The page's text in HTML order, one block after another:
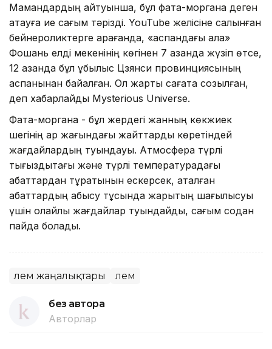
Мамандардың айтуынша, бұл фата-моргана деген
атауға ие сағым тәрізді. YouTube желісіне салынған
бейнероликтерге қарағанда, «аспандағы қала»
Фошань елді мекенінің көгінен 7 қазанда жүзіп өтсе,
12 қазанда бұл құбылыс Цзянси провинциясының
аспанынан байқалған. Ол жарты сағатқа созылған,
деп хабарлайды Mysterious Universe.
Фата-моргана - бұл жердегі жанның көкжиек
шегінің ар жағындағы жайттарды көретіндей
жағдайлардың туындауы. Атмосфера түрлі
тығыздықтағы және түрлі температурадағы
қабаттардан тұратынын ескерсек, аталған
қабаттардың қабысу тұсында жарықтың шағылысуы
үшін қолайлы жағдайлар туындайды, сағым содан
пайда болады.
Әлем жаңалықтары Әлем
без автора
Авторлар